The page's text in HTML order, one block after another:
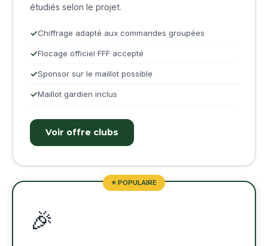
étudiés selon le projet.
Chiffrage adapté aux commandes groupées
Flocage officiel FFF accepté
Sponsor sur le maillot possible
Maillot gardien inclus
Voir offre clubs
⭐ POPULAIRE
🎉